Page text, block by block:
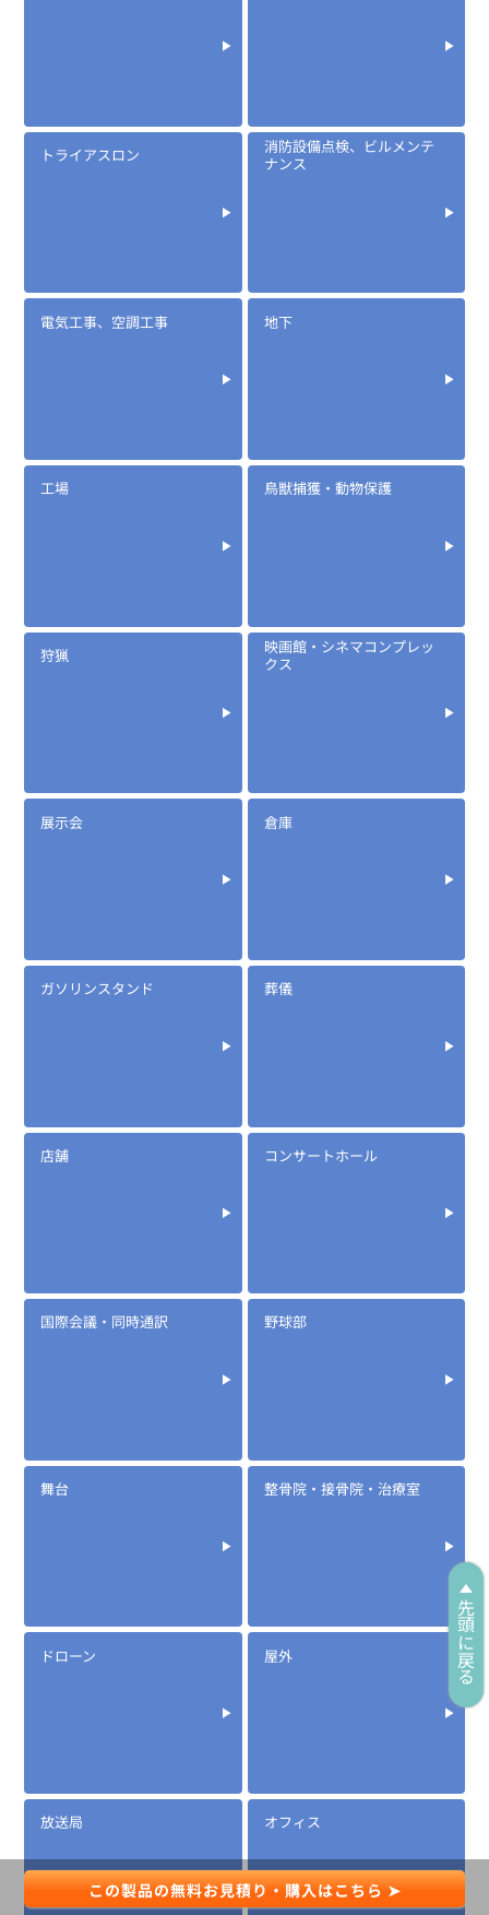
トライアスロン
消防設備点検、ビルメンテ
ナンス
電気工事、空調工事 地下
工場 鳥獣捕獲・動物保護
狩猟
映画館・シネマコンプレッ
クス
展示会 倉庫
ガソリンスタンド 葬儀
店舗 コンサートホール
国際会議・同時通訳 野球部
舞台 整骨院・接骨院・治療室
ドローン 屋外
放送局 オフィス
この製品の無料お見積り・購入はこちら ➤
先頭に戻る